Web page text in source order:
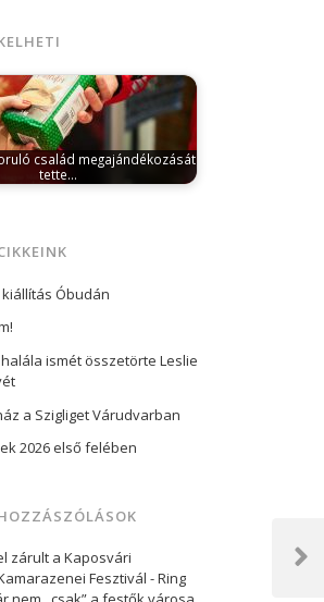
Next
család megajándékozását
tette…
kiállítás Óbudán
ismét összetörte Leslie
a Szigliget Várudvarban
2026 első felében
zárult a Kaposvári
Fesztivál - Ring